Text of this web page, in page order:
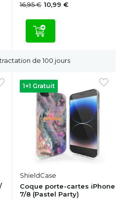
16,95 € 10,99 €
de 100 jours
1+1 Gratuit
ShieldCase
Coque porte-cartes iPhone
7/8 (Pastel Party)